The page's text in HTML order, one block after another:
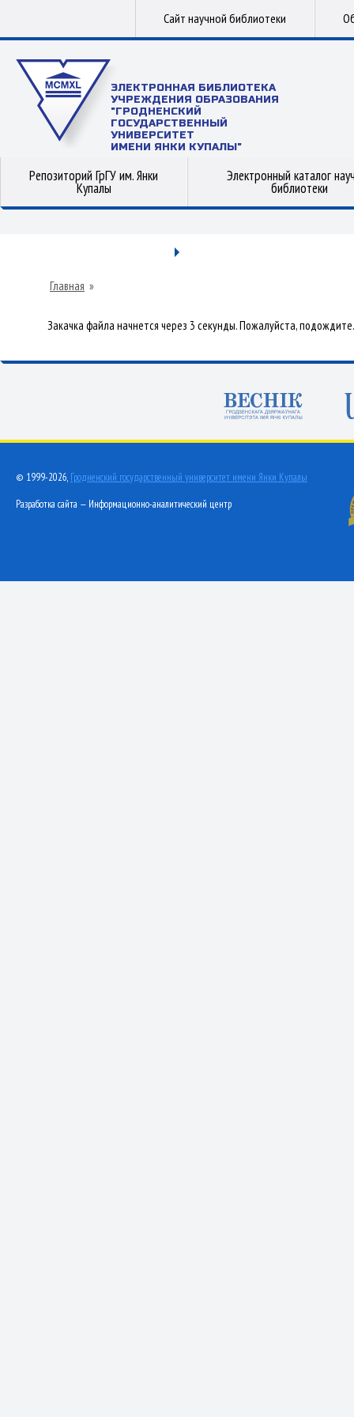
Сайт научной библиотеки
ЭЛЕКТРОННАЯ БИБЛИОТЕКА
УЧРЕЖДЕНИЯ ОБРАЗОВАНИЯ
"ГРОДНЕНСКИЙ
ГОСУДАРСТВЕННЫЙ
УНИВЕРСИТЕТ
ИМЕНИ ЯНКИ КУПАЛЫ"
Репозиторий ГрГУ им. Янки
Купалы
Электронный каталог
библиотеки
Главная »
Закачка файла начнется через 3 секунды. Пожалуйста, подождите.
© 1999-2026, Гродненский государственный университет имени Янки Купалы
Разработка сайта — Информационно-аналитический центр